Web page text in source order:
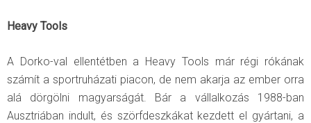
Heavy Tools
A Dorko-val ellentétben a Heavy Tools már régi rókának
számít a sportruházati piacon, de nem akarja az ember orra
alá dörgölni magyarságát. Bár a vállalkozás 1988-ban
Ausztriában indult, és szörfdeszkákat kezdett el gyártani, a